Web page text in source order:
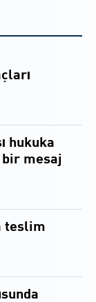
hukuka
bir mesaj
teslim